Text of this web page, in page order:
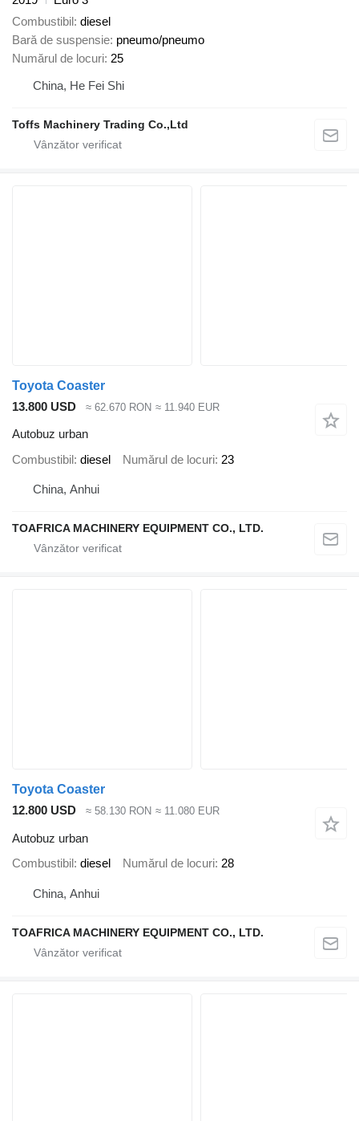
Combustibil diesel
Bară de suspensie pneumo/pneumo
Numărul de locuri 25
China, He Fei Shi
Toffs Machinery Trading Co.,Ltd
Toyota Coaster
13.800 USD
≈ 62.670 RON ≈ 11.940 EUR
Autobuz urban
Combustibil diesel Numărul de locuri 23
China, Anhui
TOAFRICA MACHINERY EQUIPMENT CO., LTD.
Toyota Coaster
12.800 USD
≈ 58.130 RON ≈ 11.080 EUR
Autobuz urban
Combustibil diesel Numărul de locuri 28
China, Anhui
TOAFRICA MACHINERY EQUIPMENT CO., LTD.